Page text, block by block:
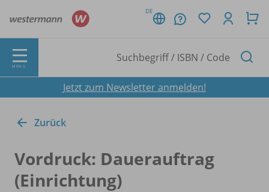
DE
MENÜ
Jetzt zum Newsletter anmelden!
Zurück
Vordruck: Dauerauftrag
(Einrichtung)